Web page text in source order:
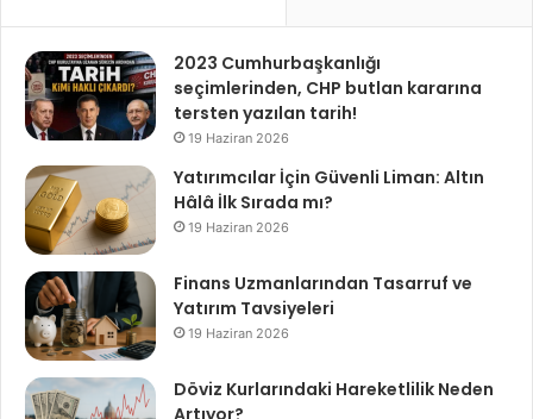
2023 Cumhurbaşkanlığı
seçimlerinden, CHP butlan kararına
tersten yazılan tarih!
19 Haziran 2026
Yatırımcılar İçin Güvenli Liman: Altın
Hâlâ İlk Sırada mı?
19 Haziran 2026
Finans Uzmanlarından Tasarruf ve
Yatırım Tavsiyeleri
19 Haziran 2026
Döviz Kurlarındaki Hareketlilik Neden